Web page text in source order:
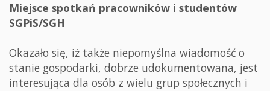
Miejsce spotkań pracowników i studentów
SGPiS/SGH
Okazało się, iż także niepomyślna wiadomość o
stanie gospodarki, dobrze udokumentowana, jest
interesująca dla osób z wielu grup społecznych i